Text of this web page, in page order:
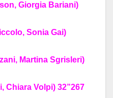
Giorgia Bariani)
Sonia Gai)
Martina Sgrisleri)
Chiara Volpi) 32”267